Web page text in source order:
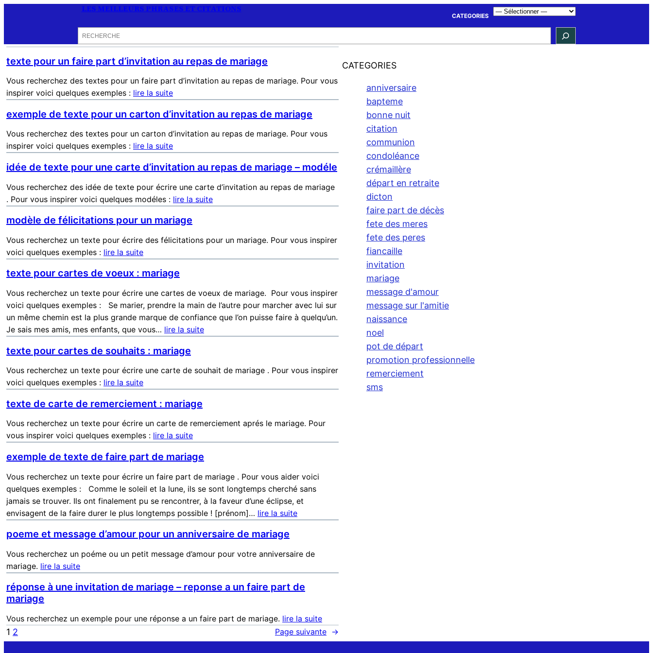
LES MEILLEURS PHRASES ET CITATIONS
CATEGORIES
texte pour un faire part d’invitation au repas de mariage
Vous recherchez des textes pour un faire part d’invitation au repas de mariage. Pour vous
inspirer voici quelques exemples : lire la suite
exemple de texte pour un carton d’invitation au repas de mariage
Vous recherchez des textes pour un carton d’invitation au repas de mariage. Pour vous
inspirer voici quelques exemples : lire la suite
idée de texte pour une carte d’invitation au repas de mariage – modéle
Vous recherchez des idée de texte pour écrire une carte d’invitation au repas de mariage
. Pour vous inspirer voici quelques modéles : lire la suite
modèle de félicitations pour un mariage
Vous recherchez un texte pour écrire des félicitations pour un mariage. Pour vous inspirer
voici quelques exemples : lire la suite
texte pour cartes de voeux : mariage
Vous recherchez un texte pour écrire une cartes de voeux de mariage. Pour vous inspirer
voici quelques exemples : Se marier, prendre la main de l’autre pour marcher avec lui sur
un même chemin est la plus grande marque de confiance que l’on puisse faire à quelqu’un.
Je sais mes amis, mes enfants, que vous… lire la suite
texte pour cartes de souhaits : mariage
Vous recherchez un texte pour écrire une carte de souhait de mariage . Pour vous inspirer
voici quelques exemples : lire la suite
texte de carte de remerciement : mariage
Vous recherchez un texte pour écrire un carte de remerciement aprés le mariage. Pour
vous inspirer voici quelques exemples : lire la suite
exemple de texte de faire part de mariage
Vous recherchez un texte pour écrire un faire part de mariage . Pour vous aider voici
quelques exemples : Comme le soleil et la lune, ils se sont longtemps cherché sans
jamais se trouver. Ils ont finalement pu se rencontrer, à la faveur d’une éclipse, et
envisagent de la faire durer le plus longtemps possible ! [prénom]… lire la suite
poeme et message d’amour pour un anniversaire de mariage
Vous recherchez un poéme ou un petit message d’amour pour votre anniversaire de
mariage. lire la suite
réponse à une invitation de mariage – reponse a un faire part de
mariage
Vous recherchez un exemple pour une réponse a un faire part de mariage. lire la suite
1 2 Page suivante →
CATEGORIES
anniversaire
bapteme
bonne nuit
citation
communion
condoléance
crémaillère
départ en retraite
dicton
faire part de décès
fete des meres
fete des peres
fiancaille
invitation
mariage
message d'amour
message sur l'amitie
naissance
noel
pot de départ
promotion professionnelle
remerciement
sms